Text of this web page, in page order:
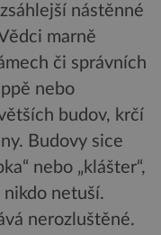
nástěnné
marně
či správních
nebo
budov, krčí
Budovy sice
nebo „klášter“,
netuší.
nerozluštěné.